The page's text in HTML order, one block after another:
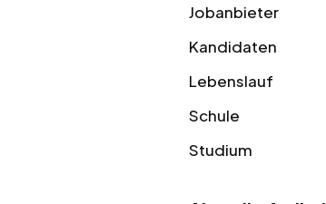
Jobanbieter
Kandidaten
Lebenslauf
Schule
Studium